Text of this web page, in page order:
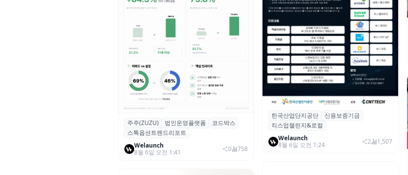
스톡옵션 취소율 2년 만에
18.2%→31.3%…권리 발생 즉시 행사 비
중도 급증
주주(ZUZU) 법인운영플랫폼
코드박스
스톡옵션트렌드리포트
Welaunch
8월 6일 오전 1:41
0 758
산단공·신보, 2026 ‘킥스업 챌린지&로컬’
참여 스타트업 모집
한국산업단지공단
신용보증기금
킥스업챌린지&로컬
Welaunch
8월 6일 오전 1:24
2 1,507